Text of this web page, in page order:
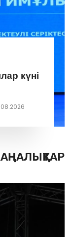
күні